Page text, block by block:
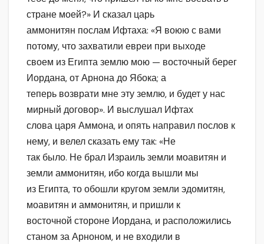
стране моей?» И сказал царь
аммонитян послам Ифтаха: «Я воюю с вами
потому, что захватили евреи при выходе
своем из Египта землю мою — восточный берег
Иордана, от Арнона до Ябока; а
теперь возврати мне эту землю, и будет у нас
мирный договор». И выслушал Ифтах
слова царя Аммона, и опять направил послов к
нему, и велел сказать ему так: «Не
так было. Не брал Израиль земли моавитян и
земли аммонитян, ибо когда вышли мы
из Египта, то обошли кругом земли эдомитян,
моавитян и аммонитян, и пришли к
восточной стороне Иордана, и расположились
станом за Арноном, и не входили в